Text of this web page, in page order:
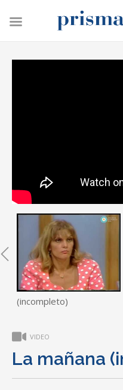
(incompleto)
VIDEO
La mañana